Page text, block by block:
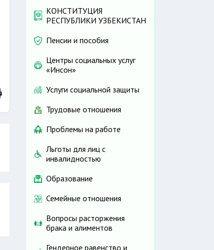
КОНСТИТУЦИЯ
РЕСПУБЛИКИ УЗБЕКИСТАН
Пенсии и пособия
Центры социальных услуг
«Инсон»
Услуги социальной защиты
Трудовые отношения
Проблемы на работе
Льготы для лиц с
инвалидностью
Образование
Семейные отношения
Вопросы расторжения
брака и алиментов
Гендерное равенство и